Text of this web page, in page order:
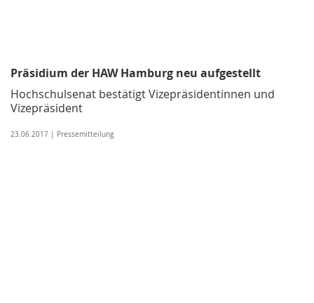
Präsidium der HAW Hamburg neu aufgestellt
Hochschulsenat bestätigt Vizepräsidentinnen und
Vizepräsident
23.06.2017 | Pressemitteilung